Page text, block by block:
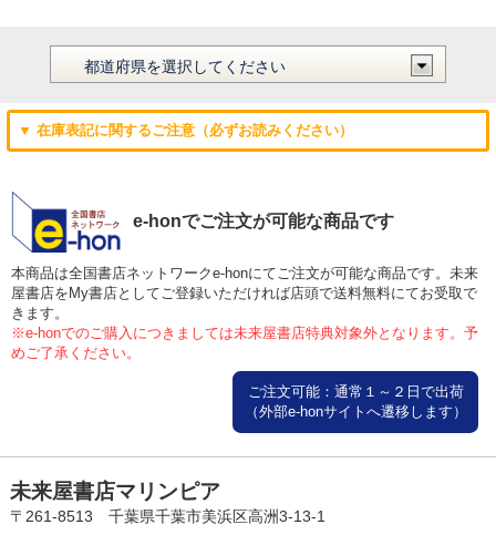
▼ 在庫表記に関するご注意（必ずお読みください）
e-honでご注文が可能な商品です
本商品は全国書店ネットワークe-honにてご注文が可能な商品です。未来
屋書店をMy書店としてご登録いただければ店頭で送料無料にてお受取で
きます。
※e-honでのご購入につきましては未来屋書店特典対象外となります。予
めご了承ください。
ご注文可能：通常１～２日で出荷
（外部e-honサイトへ遷移します）
未来屋書店マリンピア
〒261-8513 千葉県千葉市美浜区高洲3-13-1